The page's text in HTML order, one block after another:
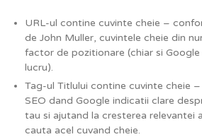
URL-ul contine cuvinte cheie –
de John Muller, cuvintele cheie din
factor de pozitionare (chiar si
lucru).
Tag-ul Titlului contine cuvinte cheie
SEO dand Google indicatii clare
tau si ajutand la cresterea relevantei
cauta acel cuvand cheie.